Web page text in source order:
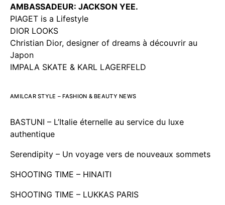
AMBASSADEUR: JACKSON YEE.
PIAGET is a Lifestyle
DIOR LOOKS
Christian Dior, designer of dreams à découvrir au
Japon
IMPALA SKATE & KARL LAGERFELD
AMILCAR STYLE – FASHION & BEAUTY NEWS
BASTUNI – L’Italie éternelle au service du luxe
authentique
Serendipity – Un voyage vers de nouveaux sommets
SHOOTING TIME – HINAITI
SHOOTING TIME – LUKKAS PARIS